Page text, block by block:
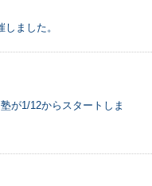
ました。
が1/12からスタートしま